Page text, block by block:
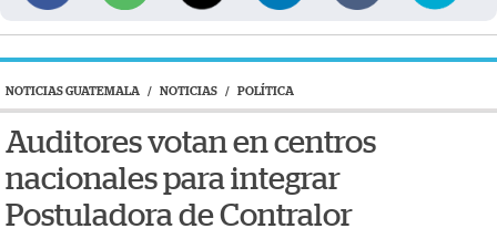
NOTICIAS GUATEMALA / NOTICIAS / POLÍTICA
Auditores votan en centros
nacionales para integrar
Postuladora de Contralor